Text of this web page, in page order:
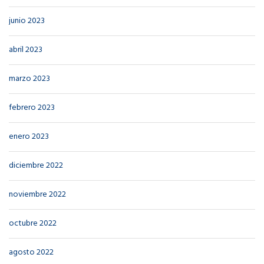
junio 2023
abril 2023
marzo 2023
febrero 2023
enero 2023
diciembre 2022
noviembre 2022
octubre 2022
agosto 2022